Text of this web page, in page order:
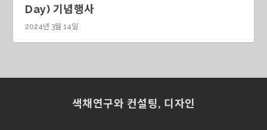
Day) 기념행사
2024년 3월 14일
색채연구와 컨설팅, 디자인